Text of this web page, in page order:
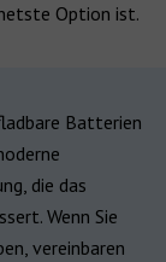
Option ist.
Batterien
die das
Wenn Sie
vereinbaren